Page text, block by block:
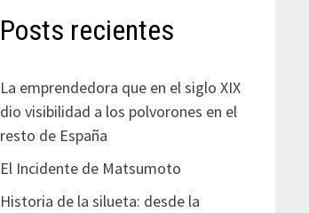
Posts recientes
La emprendedora que en el siglo XIX
dio visibilidad a los polvorones en el
resto de España
El Incidente de Matsumoto
Historia de la silueta: desde la